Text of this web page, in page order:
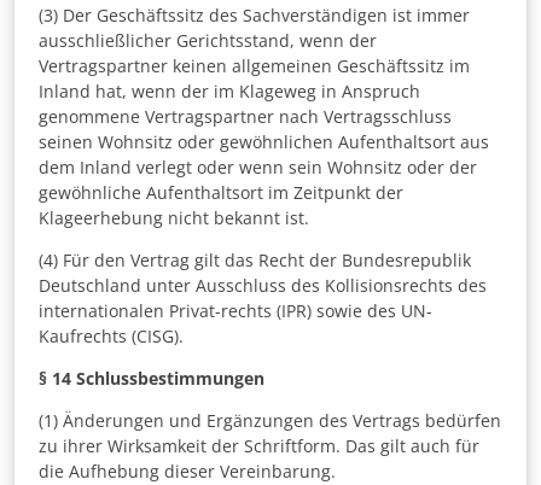
(3) Der Geschäftssitz des Sachverständigen ist immer
ausschließlicher Gerichtsstand, wenn der
Vertragspartner keinen allgemeinen Geschäftssitz im
Inland hat, wenn der im Klageweg in Anspruch
genommene Vertragspartner nach Vertragsschluss
seinen Wohnsitz oder gewöhnlichen Aufenthaltsort aus
dem Inland verlegt oder wenn sein Wohnsitz oder der
gewöhnliche Aufenthaltsort im Zeitpunkt der
Klageerhebung nicht bekannt ist.
(4) Für den Vertrag gilt das Recht der Bundesrepublik
Deutschland unter Ausschluss des Kollisionsrechts des
internationalen Privat-rechts (IPR) sowie des UN-
Kaufrechts (CISG).
§ 14 Schlussbestimmungen
(1) Änderungen und Ergänzungen des Vertrags bedürfen
zu ihrer Wirksamkeit der Schriftform. Das gilt auch für
die Aufhebung dieser Vereinbarung.